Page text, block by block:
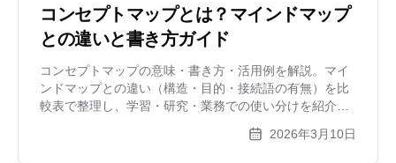
コンセプトマップとは？マインドマップ
との違いと書き方ガイド
コンセプトマップの意味・書き方・活用例を解説。マイ
ンドマップとの違い（構造・目的・接続語の有無）を比
較表で整理し、学習・研究・業務での使い分けを紹介し
2026年3月10日